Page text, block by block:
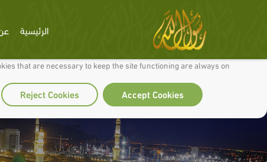
to make our site work well for you and so we can continually improve it.
that are necessary to keep the site functioning are always on
Accept Cookies
Reject Cookies
الرئيسية